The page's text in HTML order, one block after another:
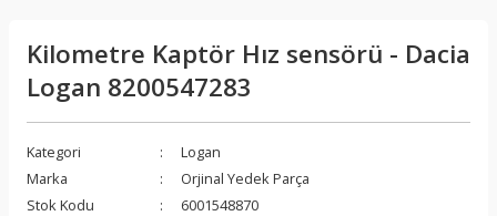
Kilometre Kaptör Hız sensörü - Dacia
Logan 8200547283
Kategori
Logan
Marka
Orjinal Yedek Parça
Stok Kodu
6001548870